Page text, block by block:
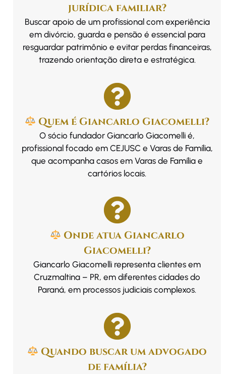
jurídica familiar?
Buscar apoio de um profissional com experiência
em divórcio, guarda e pensão é essencial para
resguardar patrimônio e evitar perdas financeiras,
trazendo orientação direta e estratégica.
Quem é Giancarlo Giacomelli?
O sócio fundador Giancarlo Giacomelli é,
profissional focado em CEJUSC e Varas de Família,
que acompanha casos em Varas de Família e
cartórios locais.
Onde atua Giancarlo
Giacomelli?
Giancarlo Giacomelli representa clientes em
Cruzmaltina – PR, em diferentes cidades do
Paraná, em processos judiciais complexos.
Quando buscar um advogado
de família?